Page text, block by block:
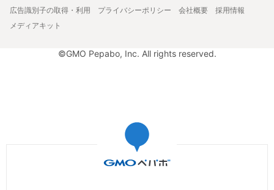
広告識別子の取得・利用
プライバシーポリシー 会社概要
採用情報
メディアキット
©GMO Pepabo, Inc. All rights reserved.